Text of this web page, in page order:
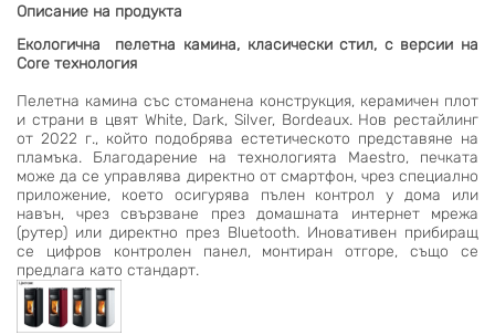
Описание на продукта
Екологична пелетна камина, класически стил, с версии на
Core технология
Пелетна камина със стоманена конструкция, керамичен плот
и страни в цвят White, Dark, Silver, Bordeaux. Нов рестайлинг
от 2022 г., който подобрява естетическото представяне на
пламъка. Благодарение на технологията Maestro, печката
може да се управлява директно от смартфон, чрез специално
приложение, което осигурява пълен контрол у дома или
навън, чрез свързване през домашната интернет мрежа
(рутер) или директно през Bluetooth. Иновативен прибиращ
се цифров контролен панел, монтиран отгоре, също се
предлага като стандарт.